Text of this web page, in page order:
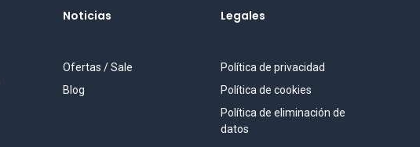
Noticias
Ofertas / Sale
Blog
Legales
Política de privacidad
Política de cookies
Política de eliminación de
datos